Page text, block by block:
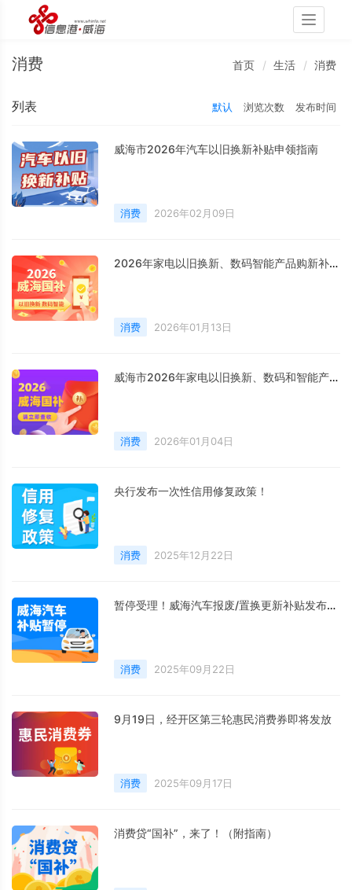
Toggle
消费 首页 生活 消费
列表 默认 浏览次数 发布时间
威海市2026年汽车以旧换新补贴申领指南
消费 2026年02月09日
2026年家电以旧换新、数码智能产品购新补贴这样领
消费 2026年01月13日
威海市2026年家电以旧换新、数码和智能产品购新补贴活动公告
消费 2026年01月04日
央行发布一次性信用修复政策！
消费 2025年12月22日
暂停受理！威海汽车报废/置换更新补贴发布最新公告
消费 2025年09月22日
9月19日，经开区第三轮惠民消费券即将发放
消费 2025年09月17日
消费贷“国补”，来了！（附指南）